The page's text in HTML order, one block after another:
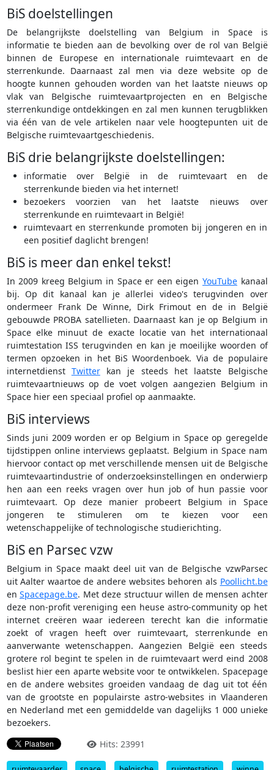
BiS doelstellingen
De belangrijkste doelstelling van Belgium in Space is
informatie te bieden aan de bevolking over de rol van België
binnen de Europese en internationale ruimtevaart en de
sterrenkunde. Daarnaast zal men via deze website op de
hoogte kunnen gehouden worden van het laatste nieuws op
vlak van Belgische ruimtevaartprojecten en en Belgische
sterrenkundige ontdekkingen en zal men kunnen terugblikken
via één van de vele artikelen naar vele hoogtepunten uit de
Belgische ruimtevaartgeschiedenis.
BiS drie belangrijkste doelstellingen:
informatie over België in de ruimtevaart en de
sterrenkunde bieden via het internet!
bezoekers voorzien van het laatste nieuws over
sterrenkunde en ruimtevaart in België!
ruimtevaart en sterrenkunde promoten bij jongeren en in
een positief daglicht brengen!
BiS is meer dan enkel tekst!
In 2009 kreeg Belgium in Space er een eigen YouTubekanaal
bij. Op dit kanaal kan je allerlei video's terugvinden over
ondermeer Frank De Winne, Dirk Frimout en de in België
gebouwde PROBA satellieten. Daarnaast kan je op Belgium in
Space elke minuut de exacte locatie van het internationaal
ruimtestation ISS terugvinden en kan je moeilijke woorden of
termen opzoeken in het BiS Woordenboek. Via de populaire
internetdienst Twitterkan je steeds het laatste Belgische
ruimtevaartnieuws op de voet volgen aangezien Belgium in
Space hier een speciaal profiel op aanmaakte.
BiS interviews
Sinds juni 2009 worden er op Belgium in Space op geregelde
tijdstippen online interviews geplaatst. Belgium in Space nam
hiervoor contact op met verschillende mensen uit de Belgische
ruimtevaartindustrie of onderzoeksinstellingen en onderwierp
hen aan een reeks vragen over hun job of hun passie voor
ruimtevaart. Op deze manier probeert Belgium in Space
jongeren te stimuleren om te kiezen voor een
wetenschappelijke of technologische studierichting.
BiS en Parsec vzw
Belgium in Space maakt deel uit van de Belgische vzwParsec
uit Aalter waartoe de andere websites behoren als Poollicht.be
en Spacepage.be. Met deze structuur willen de mensen achter
deze non-profit vereniging een heuse astro-community op het
internet creëren waar iedereen terecht kan die informatie
zoekt of vragen heeft over ruimtevaart, sterrenkunde en
aanverwante wetenschappen. Aangezien België een steeds
grotere rol begint te spelen in de ruimtevaart werd eind 2008
beslist hier een aparte website voor te ontwikkelen. Spacepage
en de andere websites groeiden vandaag de dag uit tot één
van de grootste en populairste astro-websites in Vlaanderen
en Nederland met een gemiddelde van dagelijks 1 000 unieke
bezoekers.
Hits: 23991